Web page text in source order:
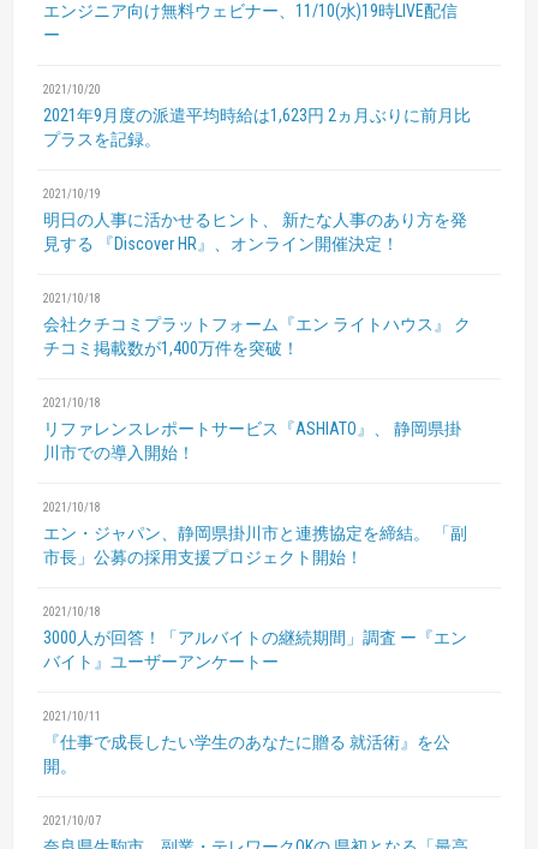
エンジニア向け無料ウェビナー、11/10(水)19時LIVE配信
ー
2021/10/20
2021年9月度の派遣平均時給は1,623円 2ヵ月ぶりに前月比
プラスを記録。
2021/10/19
明日の人事に活かせるヒント、
新たな人事のあり方を発
見する
『Discover HR』、オンライン開催決定！
2021/10/18
会社クチコミプラットフォーム『エン ライトハウス』
ク
チコミ掲載数が1,400万件を突破！
2021/10/18
リファレンスレポートサービス『ASHIATO』、
静岡県掛
川市での導入開始！
2021/10/18
エン・ジャパン、静岡県掛川市と連携協定を締結。
「副
市長」公募の採用支援プロジェクト開始！
2021/10/18
3000人が回答！「アルバイトの継続期間」調査 ー『エン
バイト』ユーザーアンケートー
2021/10/11
『仕事で成長したい学生のあなたに贈る 就活術』を公
開。
2021/10/07